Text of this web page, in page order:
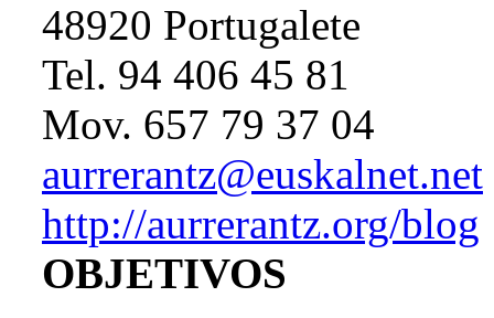
48920 Portugalete
Tel. 94 406 45 81
Mov. 657 79 37 04
aurrerantz@euskalnet.net
http://aurrerantz.org/blog
OBJETIVOS